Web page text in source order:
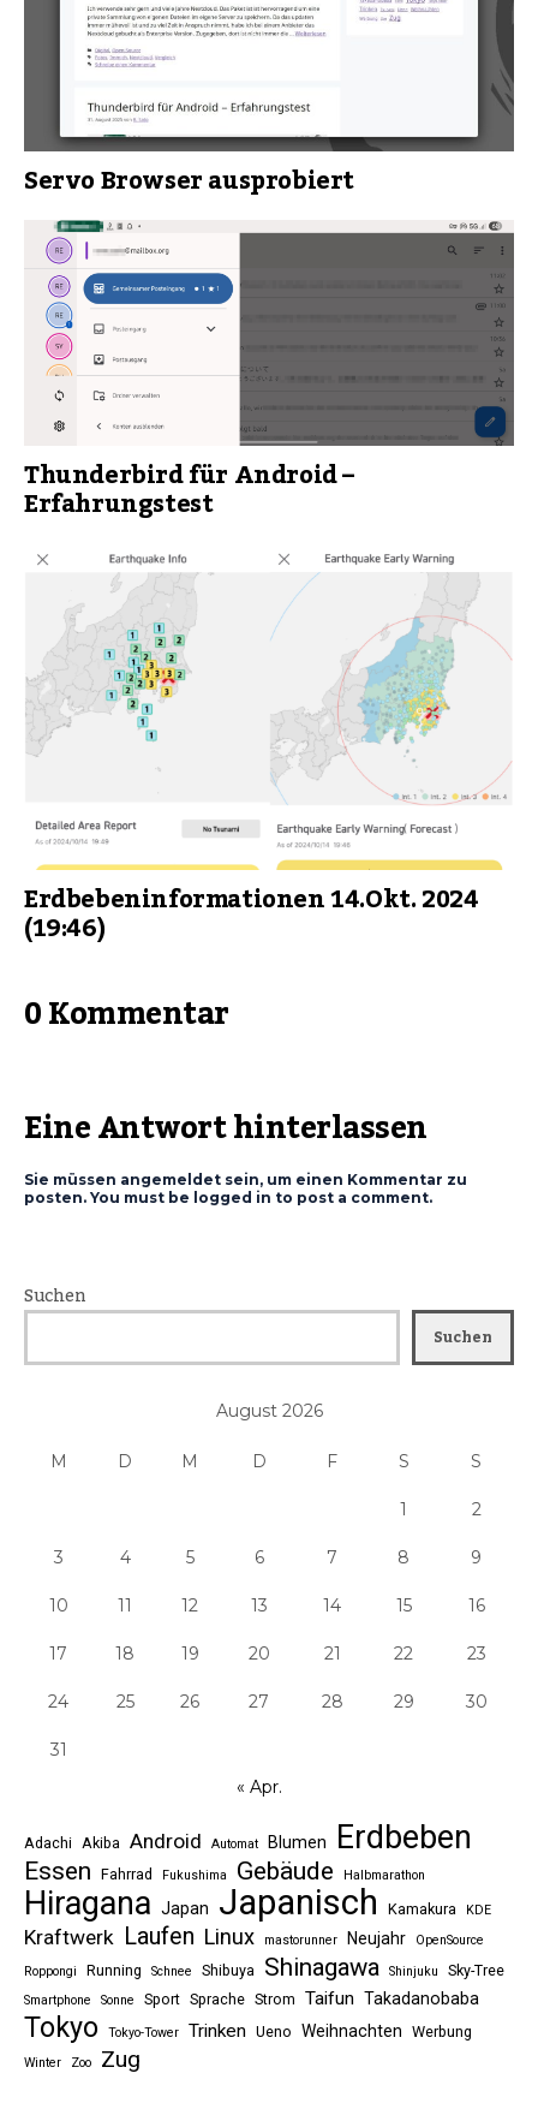
Servo Browser ausprobiert
Thunderbird für Android –
Erfahrungstest
Erdbebeninformationen 14.Okt. 2024
(19:46)
0 Kommentar
Eine Antwort hinterlassen
Sie müssen angemeldet sein, um einen Kommentar zu
posten. You must be logged in to post a comment.
Suchen
Suchen
August 2026
M D M D F S S
1 2
3 4 5 6 7 8 9
10 11 12 13 14 15 16
17 18 19 20 21 22 23
24 25 26 27 28 29 30
31
« Apr.
Adachi Akiba Android Automat Blumen Erdbeben
Essen Fahrrad Fukushima Gebäude Halbmarathon
Hiragana Japan Japanisch Kamakura KDE
Kraftwerk Laufen Linux mastorunner Neujahr
OpenSource
Roppongi
Running Schnee Shibuya Shinagawa Shinjuku Sky-Tree
Smartphone Sonne Sport Sprache Strom Taifun Takadanobaba
Tokyo Tokyo-Tower Trinken Ueno Weihnachten Werbung
Winter Zoo Zug